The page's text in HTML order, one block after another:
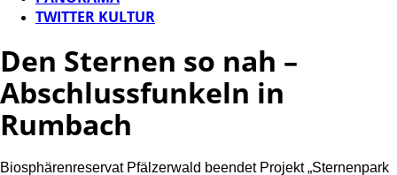
TWITTER KULTUR
Den Sternen so nah –
Abschlussfunkeln in
Rumbach
Biosphärenreservat Pfälzerwald beendet Projekt „Sternenpark